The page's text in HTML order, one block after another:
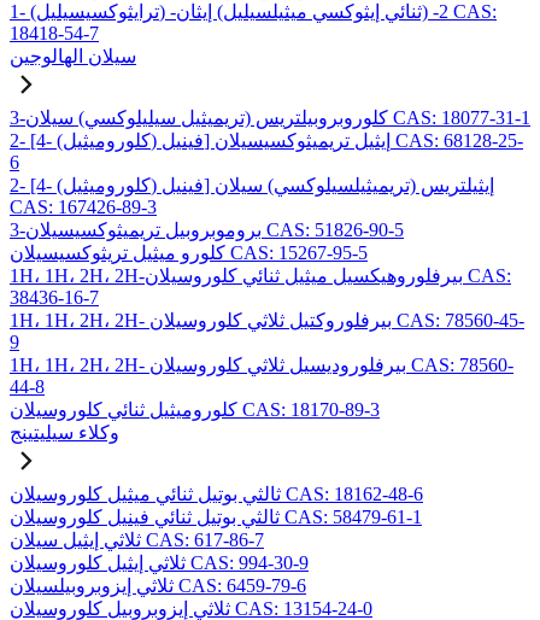
1- (ترايثوكسيسيليل) -2- (ثنائي إيثوكسي ميثيلسيليل) إيثان CAS:
18418-54-7
سيلان الهالوجين
3-كلوروبروبيلتريس (تريميثيل سيليلوكسي) سيلان CAS: 18077-31-1
2- [4- (كلوروميثيل) فينيل] إيثيل تريميثوكسيسيلان CAS: 68128-25-
6
2- [4- (كلوروميثيل) فينيل] إيثيلتريس (تريميثيلسيلوكسي) سيلان
CAS: 167426-89-3
3-بروموبروبيل تريميثوكسيسيلان CAS: 51826-90-5
كلورو ميثيل تريثوكسيسيلان CAS: 15267-95-5
1H، 1H، 2H، 2H-بيرفلوروهيكسيل ميثيل ثنائي كلوروسيلان CAS:
38436-16-7
1H، 1H، 2H، 2H- بيرفلوروكتيل ثلاثي كلوروسيلان CAS: 78560-45-
9
1H، 1H، 2H، 2H- بيرفلوروديسيل ثلاثي كلوروسيلان CAS: 78560-
44-8
كلوروميثيل ثنائي كلوروسيلان CAS: 18170-89-3
وكلاء سيليتينج
ثالثي بوتيل ثنائي ميثيل كلوروسيلان CAS: 18162-48-6
ثالثي بوتيل ثنائي فينيل كلوروسيلان CAS: 58479-61-1
ثلاثي إيثيل سيلان CAS: 617-86-7
ثلاثي إيثيل كلوروسيلان CAS: 994-30-9
ثلاثي إيزوبروبيلسيلان CAS: 6459-79-6
ثلاثي إيزوبروبيل كلوروسيلان CAS: 13154-24-0